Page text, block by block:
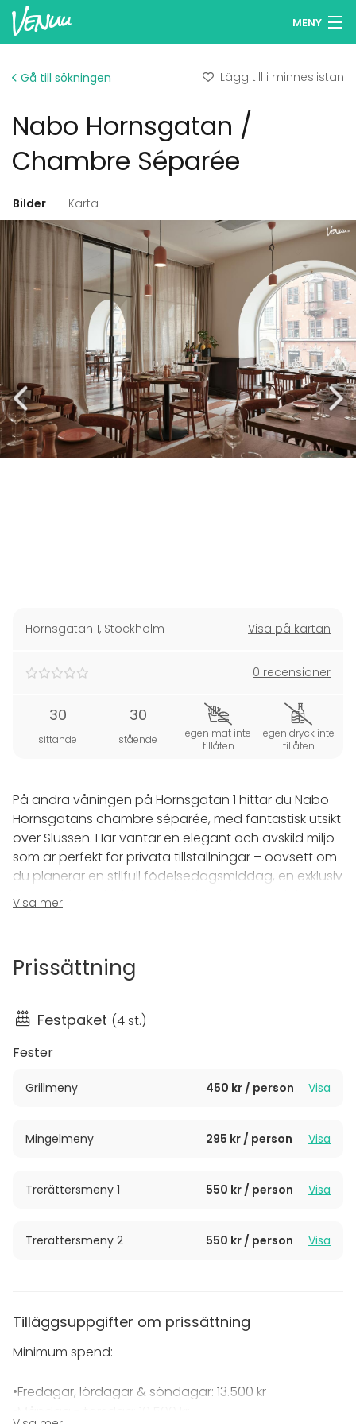
MENY
Logga in
Svenska
Gå till sökningen Lägg till i minneslistan
Nabo Hornsgatan /
Chambre Séparée
Bilder Karta
Hornsgatan 1, Stockholm Visa på kartan
0 recensioner
30
sittande
30
stående
egen mat inte
tillåten
egen dryck inte
tillåten
På andra våningen på Hornsgatan 1 hittar du Nabo
Hornsgatans chambre séparée, med fantastisk utsikt
över Slussen. Här väntar en elegant och avskild miljö
som är perfekt för privata tillställningar – oavsett om
du planerar en stilfull födelsedagsmiddag, en exklusiv
företagsfest eller bara en kväll med nära och kära.
medan du njuter av stunden. Välj bland våra färdiga
råvaror och en passion för god mat. Oavsett om du
vill ha en lång middag med flera serveringar eller
något mer lättsamt ser vi till att allt smakar precis
vi tar hand om resten.
gemenskap och enkelhet möts – perfekt för dig som
avslappnad miljö.
Visa mer
Prissättning
Festpaket (4 st.)
Fester
Grillmeny 450 kr / person Visa
Mingelmeny 295 kr / person Visa
Trerättersmeny 1 550 kr / person Visa
Trerättersmeny 2 550 kr / person Visa
Tilläggsuppgifter om prissättning
Minimum spend:
•Fredagar, lördagar & söndagar: 13.500 kr